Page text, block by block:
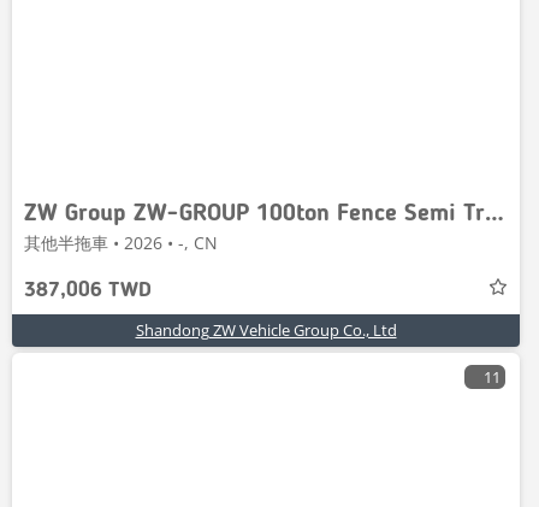
ZW Group ZW-GROUP 100ton Fence Semi Trailer
其他半拖車 • 2026 • -, CN
387,006 TWD
Shandong ZW Vehicle Group Co., Ltd
11